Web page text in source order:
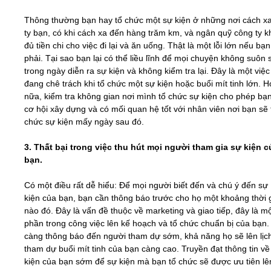
Thông thường bạn hay tổ chức một sự kiện ở những nơi cách
ty bạn, có khi cách xa đến hàng trăm km, và ngân quỹ công ty
đủ tiền chi cho việc đi lại và ăn uống. Thật là một lỗi lớn nếu
phải. Tại sao bạn lại có thể liều lĩnh để mọi chuyện không suôn
trong ngày diễn ra sự kiện và không kiểm tra lại. Đây là một
đang chê trách khi tổ chức một sự kiện hoặc buổi mít tinh lớn.
nữa, kiểm tra không gian nơi mình tổ chức sự kiện cho phép
cơ hội xây dựng và có mối quan hệ tốt với nhân viên nơi bạn sẽ
chức sự kiện mấy ngày sau đó.
3. Thất bại trong việc thu hút mọi người tham gia sự kiện
bạn.
Có một điều rất dễ hiểu: Để mọi người biết đến và chú ý đến sự
kiện của bạn, bạn cần thông báo trước cho họ một khoảng thời
nào đó. Đây là vấn đề thuộc về marketing và giao tiếp, đây là
phần trong công việc lên kế hoạch và tổ chức chuẩn bị của bạn.
càng thông báo đến người tham dự sớm, khả năng họ sẽ lên
tham dự buổi mít tinh của bạn càng cao. Truyền đạt thông tin
kiện của bạn sớm để sự kiện mà bạn tổ chức sẽ được ưu tiên